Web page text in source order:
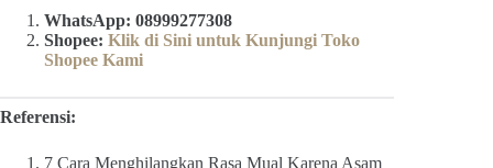
WhatsApp: 08999277308
Shopee: Klik di Sini untuk Kunjungi Toko
Shopee Kami
Referensi:
7 Cara Menghilangkan Rasa Mual Karena Asam